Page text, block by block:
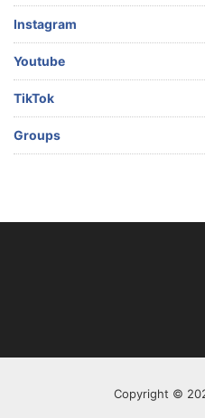
Instagram
Youtube
TikTok
Groups
Copyright ©